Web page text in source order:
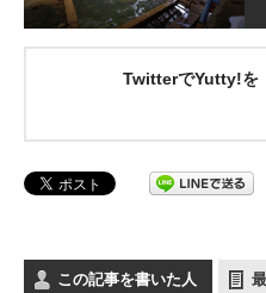
TwitterでYutty!を
この記事を書いた人